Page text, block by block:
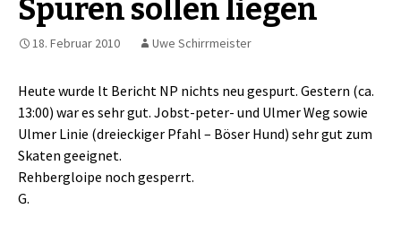
Spuren sollen liegen
18. Februar 2010 Uwe Schirrmeister
Heute wurde lt Bericht NP nichts neu gespurt. Gestern (ca.
13:00) war es sehr gut. Jobst-peter- und Ulmer Weg sowie
Ulmer Linie (dreieckiger Pfahl – Böser Hund) sehr gut zum
Skaten geeignet.
Rehbergloipe noch gesperrt.
G.